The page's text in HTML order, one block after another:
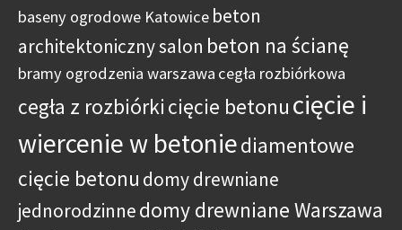
baseny ogrodowe Katowice beton
architektoniczny salon beton na ścianę
bramy ogrodzenia warszawa cegła rozbiórkowa
cegła z rozbiórki cięcie betonu cięcie i
wiercenie w betoniediamentowe
cięcie betonu domy drewniane
jednorodzinnedomy drewniane Warszawa